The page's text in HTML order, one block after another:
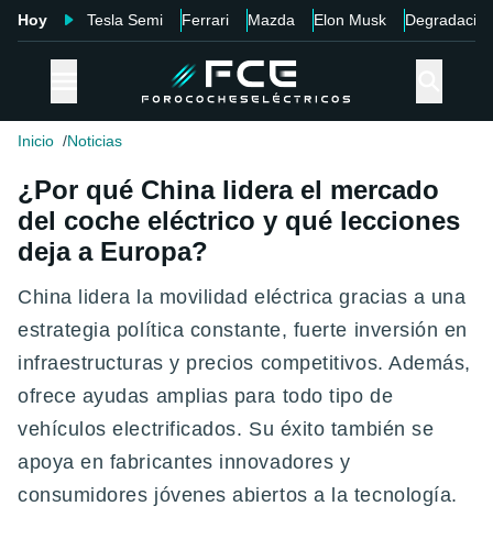
Hoy Tesla Semi Ferrari Mazda Elon Musk Degradación
Inicio Noticias
¿Por qué China lidera el mercado
del coche eléctrico y qué lecciones
deja a Europa?
China lidera la movilidad eléctrica gracias a una
estrategia política constante, fuerte inversión en
infraestructuras y precios competitivos. Además,
ofrece ayudas amplias para todo tipo de
vehículos electrificados. Su éxito también se
apoya en fabricantes innovadores y
consumidores jóvenes abiertos a la tecnología.